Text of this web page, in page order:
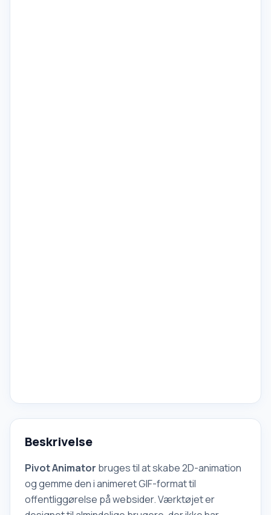
Beskrivelse
Pivot Animator bruges til at skabe 2D-animation
og gemme den i animeret GIF-format til
offentliggørelse på websider. Værktøjet er